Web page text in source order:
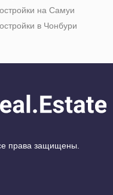
на Самуи
в Чонбури
права защищены.